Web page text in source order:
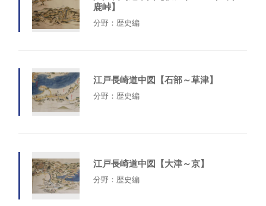
鹿峠】
分野：歴史編
江戸長崎道中図【石部～草津】
分野：歴史編
江戸長崎道中図【大津～京】
分野：歴史編